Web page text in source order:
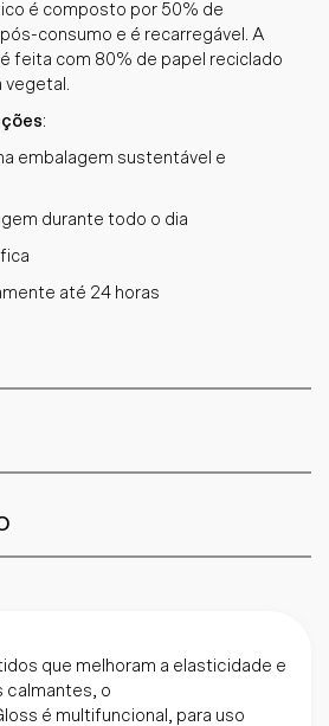
é composto por 50% de
consumo e é recarregável. A
feita com 80% de papel reciclado
vegetal.
:
embalagem sustentável e
durante todo o dia
até 24 horas
que melhoram a elasticidade e
calmantes, o
é multifuncional, para uso